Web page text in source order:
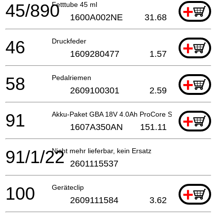
Fetttube 45 ml +
45/890 1600A002NE 31.68
Druckfeder +
46 1609280477 1.57
Pedalriemen +
58 2609100301 2.59
Akku-Paket GBA 18V 4.0Ah ProCore SCM+
91 1607A350AN 151.11
Nicht mehr lieferbar, kein Ersatz
91/1/22 2601115537
Geräteclip +
100 2609111584 3.62